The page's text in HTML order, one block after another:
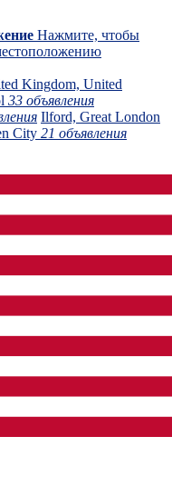
Нажмите, чтобы
Kingdom, United
33 объявления
Ilford, Great London
City 21 объявления